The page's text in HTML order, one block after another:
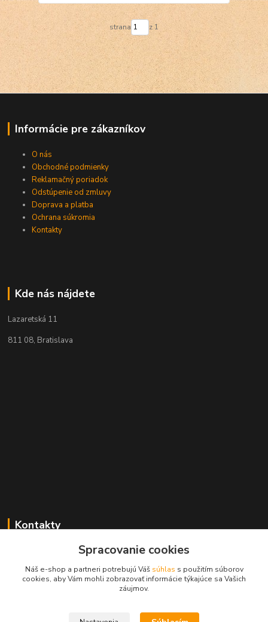
strana z 1
Informácie pre zákazníkov
O nás
Obchodné podmienky
Reklamačný poriadok
Odstúpenie od zmluvy
Doprava a platba
Ochrana súkromia
Kontakty
Kde nás nájdete
Lazaretská 11
811 08, Bratislava
Kontakty
+421 2 529 67 411
(Po - Pia: 10:00 - 17:30)
Spracovanie cookies
Náš e-shop a partneri potrebujú Váš súhlas s použitím súborov
cookies, aby Vám mohli zobrazovať informácie týkajúce sa Vašich
záujmov.